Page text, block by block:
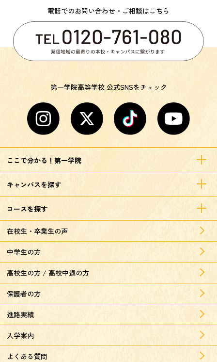
電話でのお問い合わせ・ご相談はこちら
第一学院高等学校 公式SNSをチェック
ここで分かる！第一学院
キャンパスを探す
コースを探す
在校生・卒業生の声
中学生の方
高校生の方 / 高校中退の方
保護者の方
進路実績
入学案内
よくある質問